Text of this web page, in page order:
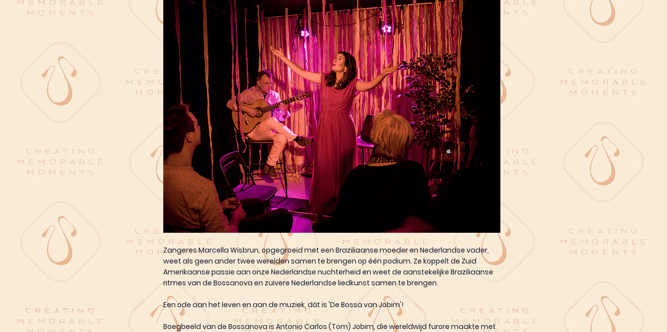
Zangeres Marcella Wisbrun, opgegroeid met een Braziliaanse moeder en Nederlandse vader,
weet als geen ander twee werelden samen te brengen op één podium. Ze koppelt de Zuid
Amerikaanse passie aan onze Nederlandse nuchterheid en weet de aanstekelijke Braziliaanse
ritmes van de Bossanova en zuivere Nederlandse liedkunst samen te brengen.
Een ode aan het leven en aan de muziek, dát is 'De Bossa van Jobim'!
Boegbeeld van de Bossanova is Antonio Carlos (Tom) Jobim, die wereldwijd furore maakte met